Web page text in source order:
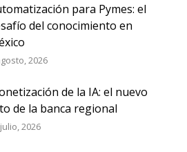
para Pymes: el
del conocimiento en
2026
de la IA: el nuevo
de la banca regional
2026